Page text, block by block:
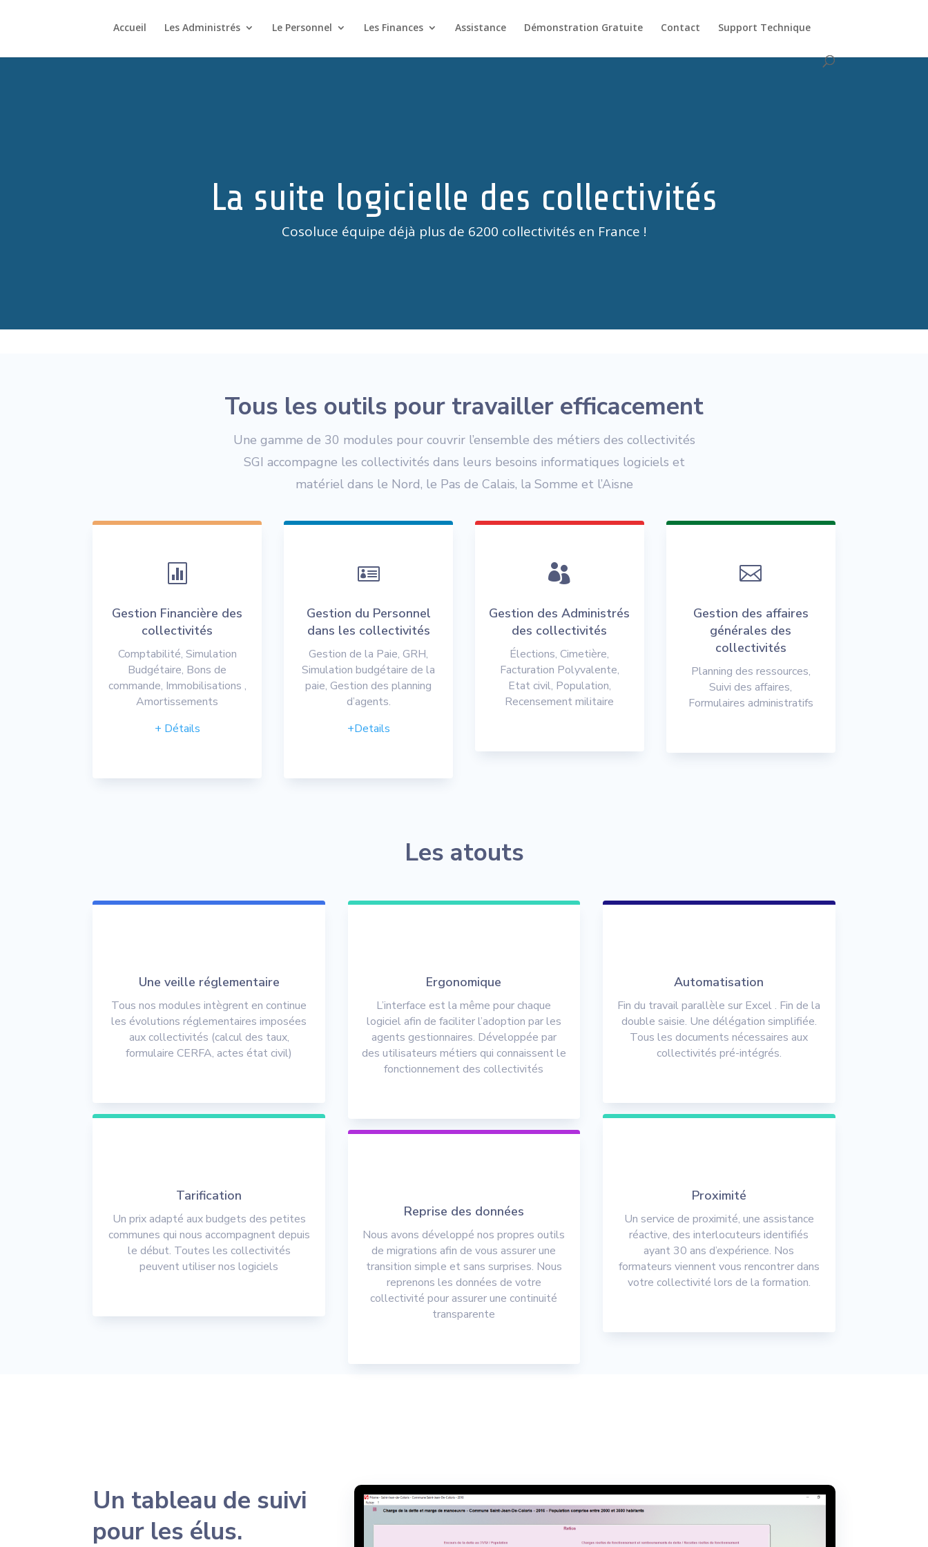
Accueil Les Administrés Le Personnel Les Finances Assistance Démonstration Gratuite Contact Support Technique
La suite logicielle des collectivités
Cosoluce équipe déjà plus de 6200 collectivités en France !
Tous les outils pour travailler efficacement
Une gamme de 30 modules pour couvrir l’ensemble des métiers des collectivités
SGI accompagne les collectivités dans leurs besoins informatiques logiciels et
matériel dans le Nord, le Pas de Calais, la Somme et l’Aisne

Gestion Financière des
collectivités
Comptabilité, Simulation
Budgétaire, Bons de
commande, Immobilisations ,
Amortissements
+ Détails

Gestion du Personnel
dans les collectivités
Gestion de la Paie, GRH,
Simulation budgétaire de la
paie, Gestion des planning
d’agents.
+Details

Gestion des Administrés
des collectivités
Élections, Cimetière,
Facturation Polyvalente,
Etat civil, Population,
Recensement militaire

Gestion des affaires
générales des
collectivités
Planning des ressources,
Suivi des affaires,
Formulaires administratifs
Les atouts
Une veille réglementaire
Tous nos modules intègrent en continue
les évolutions réglementaires imposées
aux collectivités (calcul des taux,
formulaire CERFA, actes état civil)
Tarification
Un prix adapté aux budgets des petites
communes qui nous accompagnent depuis
le début. Toutes les collectivités
peuvent utiliser nos logiciels
Ergonomique
L’interface est la même pour chaque
logiciel afin de faciliter l’adoption par les
agents gestionnaires. Développée par
des utilisateurs métiers qui connaissent le
fonctionnement des collectivités
Reprise des données
Nous avons développé nos propres outils
de migrations afin de vous assurer une
transition simple et sans surprises. Nous
reprenons les données de votre
collectivité pour assurer une continuité
transparente
Automatisation
Fin du travail parallèle sur Excel . Fin de la
double saisie. Une délégation simplifiée.
Tous les documents nécessaires aux
collectivités pré-intégrés.
Proximité
Un service de proximité, une assistance
réactive, des interlocuteurs identifiés
ayant 30 ans d’expérience. Nos
formateurs viennent vous rencontrer dans
votre collectivité lors de la formation.
Un tableau de suivi
pour les élus.